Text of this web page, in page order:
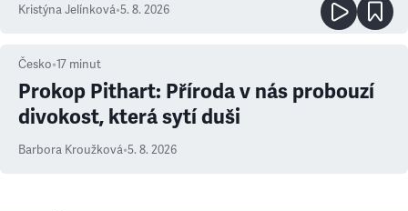
Kristýna Jelínková•5. 8. 2026
Česko•17 minut
Prokop Pithart: Příroda v nás probouzí
divokost, která sytí duši
Barbora Kroužková•5. 8. 2026